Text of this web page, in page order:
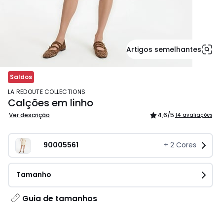
Artigos semelhantes
Saldos
LA REDOUTE COLLECTIONS
Calções em linho
Ver descrição 4,6/5 14 avaliações
90005561 + 2 Cores
Tamanho
Guia de tamanhos